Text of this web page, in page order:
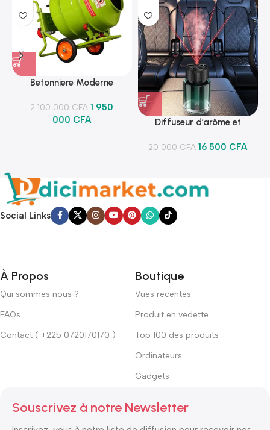
Betonniere Moderne
2 100 000CFA 1 950
000 CFA
Diffuseur d’arôme et
20 000CFA 16 500 CFA
Social Links
À Propos
Qui sommes nous ?
FAQs
Contact ( +225 0720170170 )
Boutique
Vues recentes
Produit en vedette
Top 100 des produits
Ordinateurs
Gadgets
Souscrivez à notre Newsletter